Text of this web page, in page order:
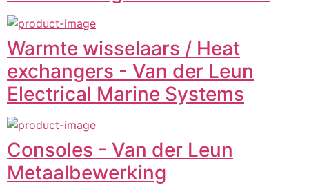
Warmte wisselaars / Heat
exchangers - Van der Leun
Electrical Marine Systems
Consoles - Van der Leun
Metaalbewerking